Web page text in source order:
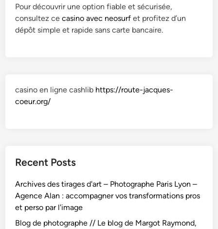
Pour découvrir une option fiable et sécurisée,
consultez cecasino avec neosurf et profitez d’un
dépôt simple et rapide sans carte bancaire.
casino en ligne cashlib https://route-jacques-
coeur.org/
Recent Posts
Archives des tirages d'art – Photographe Paris Lyon –
Agence Alan : accompagner vos transformations pros
et perso par l'image
Blog de photographe // Le blog de Margot Raymond,